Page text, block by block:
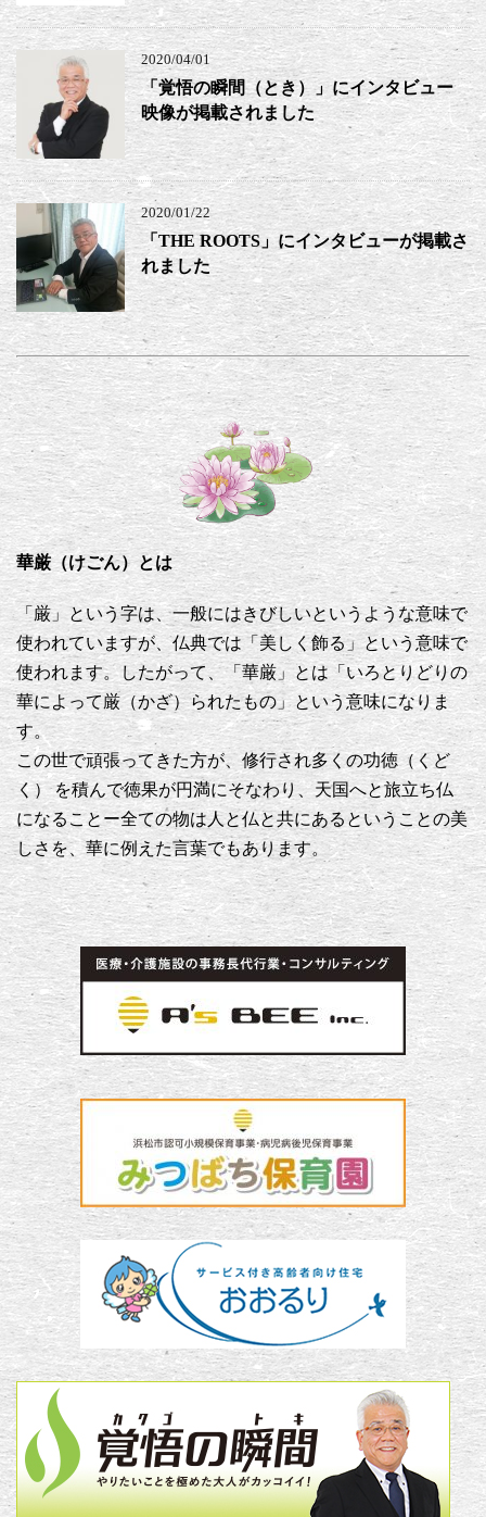
2020/04/01
「覚悟の瞬間（とき）」にインタビュー
映像が掲載されました
2020/01/22
「THE ROOTS」にインタビューが掲載さ
れました
華厳（けごん）とは
「厳」という字は、一般にはきびしいというような意味で
使われていますが、仏典では「美しく飾る」という意味で
使われます。したがって、「華厳」とは「いろとりどりの
華によって厳（かざ）られたもの」という意味になりま
す。
この世で頑張ってきた方が、修行され多くの功徳（くど
く） を積んで徳果が円満にそなわり、天国へと旅立ち仏
になることー全ての物は人と仏と共にあるということの美
しさを、華に例えた言葉でもあります。